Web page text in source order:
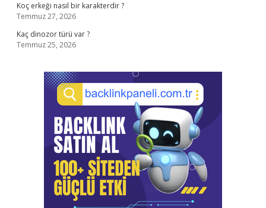
Koç erkeği nasıl bir karakterdir ?
Temmuz 27, 2026
Kaç dinozor türü var ?
Temmuz 25, 2026